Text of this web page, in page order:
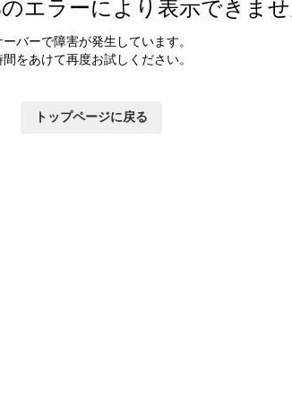
エラーにより表示できま
ーバーで障害が発生しています。
間をあけて再度お試しください。
トップページに戻る